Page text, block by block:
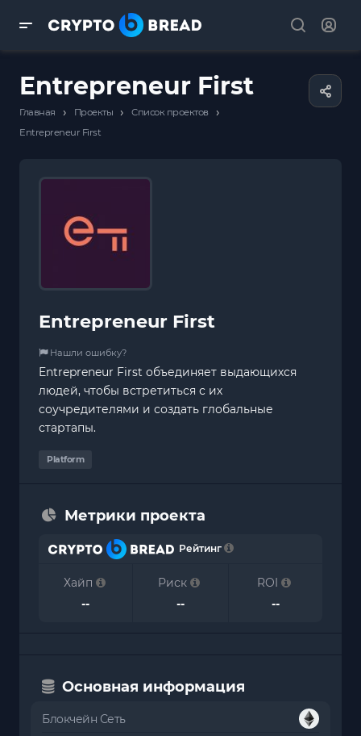
Entrepreneur First
Главная › Проекты › Список проектов ›
Entrepreneur First
Entrepreneur First
Нашли ошибку?
Entrepreneur First объединяет выдающихся
людей, чтобы встретиться с их
соучредителями и создать глобальные
стартапы.
Platform
Метрики проекта
Рейтинг
Хайп
--
Риск
--
ROI
--
Основная информация
Блокчейн Сеть